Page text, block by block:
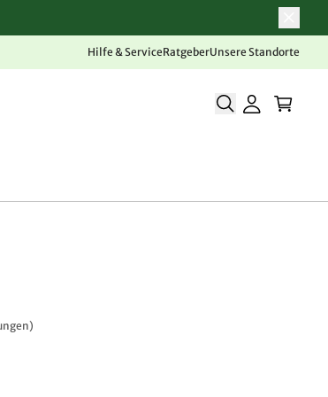
Hilfe & ServiceRatgeberUnsere Standorte
)